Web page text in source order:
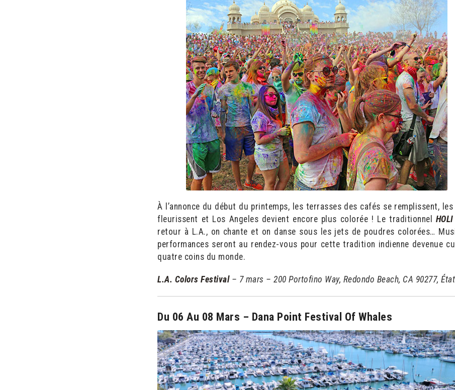
À l’annonce du début du printemps, les terrasses des cafés se remplissent,
fleurissent et Los Angeles devient encore plus colorée ! Le traditionnel HOLI
retour à L.A., on chante et on danse sous les jets de poudres colorées…
performances seront au rendez-vous pour cette tradition indienne devenue
quatre coins du monde.
L.A. Colors Festival – 7 mars – 200 Portofino Way, Redondo Beach, CA 90277,
Du 06 Au 08 Mars – Dana Point Festival Of Whales